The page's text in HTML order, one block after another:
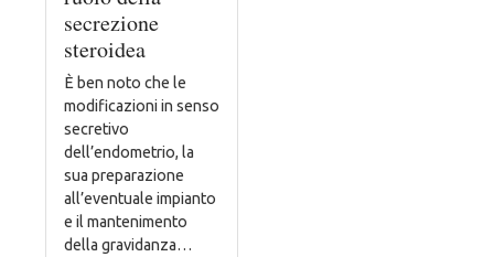
secrezione
steroidea
È ben noto che le
modificazioni in senso
secretivo
dell’endometrio, la
sua preparazione
all’eventuale impianto
e il mantenimento
della gravidanza…